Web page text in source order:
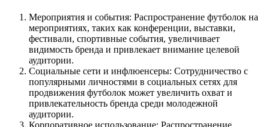
Мероприятия и события: Распространение футболок на
мероприятиях, таких как конференции, выставки,
фестивали, спортивные события, увеличивает
видимость бренда и привлекает внимание целевой
аудитории.
Социальные сети и инфлюенсеры: Сотрудничество с
популярными личностями в социальных сетях для
продвижения футболок может увеличить охват и
привлекательность бренда среди молодежной
аудитории.